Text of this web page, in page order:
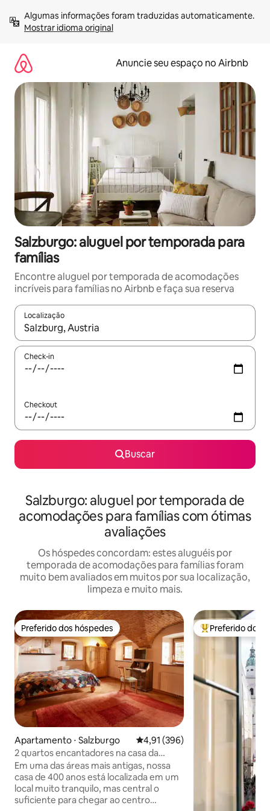
para
Mostrar idioma original
Anuncie seu espaço no Airbnb
Salzburgo: aluguel por temporada para
famílias
Encontre aluguel por temporada de acomodações
incríveis para famílias no Airbnb e faça sua reserva
Localização
Quando os resultados estiverem disponíveis, explore-os
Check-in
Checkout
Buscar
Salzburgo: aluguel por temporada de
acomodações para famílias com ótimas
avaliações
Os hóspedes concordam: estes aluguéis por
temporada de acomodações para famílias foram
muito bem avaliados em muitos por sua localização,
limpeza e muito mais.
Preferido dos hóspedes
Preferido dos hóspedes
Apartamento ⋅ Salzburgo 4,91 de uma avaliação média de
4,91 (396)
2 quartos encantadores na casa da
cidade velha
Em uma das áreas mais antigas, nossa
casa de 400 anos está localizada em um
local muito tranquilo, mas central o
suficiente para chegar ao centro
Entre os
Preferido dos